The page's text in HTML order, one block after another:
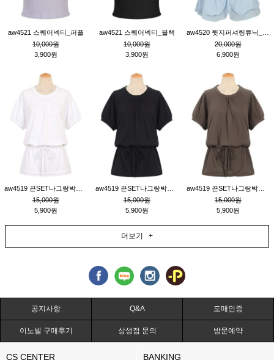
aw4521 스퀘어넥티_퍼플
10,000원
3,900원
aw4521 스퀘어넥티_블랙
10,000원
3,900원
20,000원
6,900원
15,000원
5,900원
15,000원
5,900원
15,000원
5,900원
더보기 +
공지사항 Q&A 도매인증
이노빌 구매후기 상생점 문의 방문예약
CS CENTER BANKING